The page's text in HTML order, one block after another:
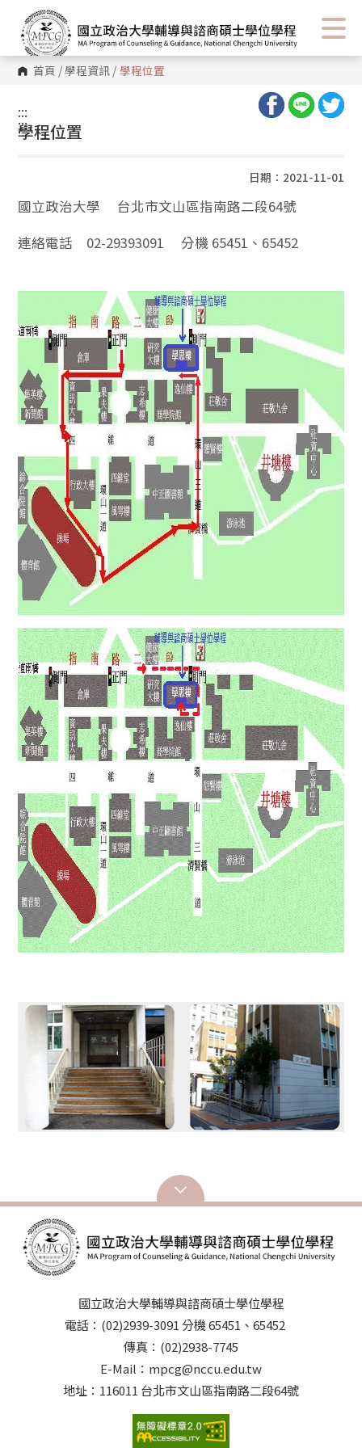
首頁 /學程資訊 / 學程位置
:::
:::
學程位置
日期：2021-11-01
國立政治大學 台北市文山區指南路二段64號
連絡電話 02-29393091 分機 65451、65452
國立政治大學輔導與諮商碩士學位學程
電話：(02)2939-3091 分機 65451、65452
傳真：(02)2938-7745
E-Mail：mpcg@nccu.edu.tw
地址：116011 台北市文山區指南路二段64號